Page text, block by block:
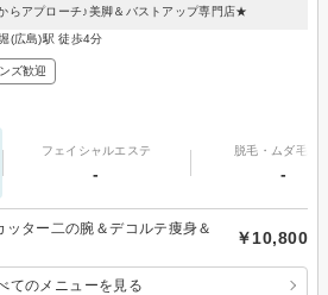
らアプローチ♪美脚＆バストアップ専門店★
(広島)駅 徒歩4分
ズ歓迎
フェイシャルエステ
-
脱毛・ムダ毛処
-
ター二の腕＆デコルテ痩身＆
￥10,800
てのメニューを見る